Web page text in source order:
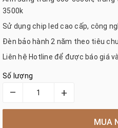
3500k
Sử dụng chip led cao cấp, công
Đèn bảo hành 2 năm theo tiêu
Liên hệ Hotline để được báo giá
Số lượng
– +
MUA